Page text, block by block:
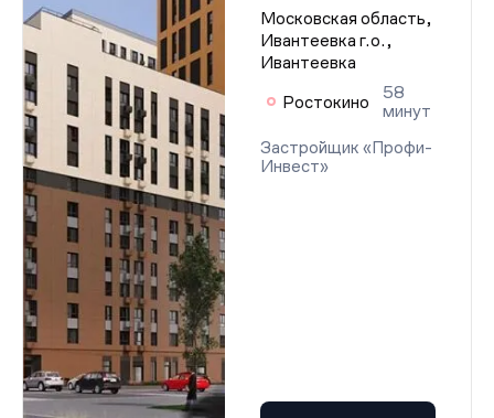
Московская область,
Ивантеевка г.о.,
Ивантеевка
Ростокино
58
минут
Застройщик «Профи-
Инвест»